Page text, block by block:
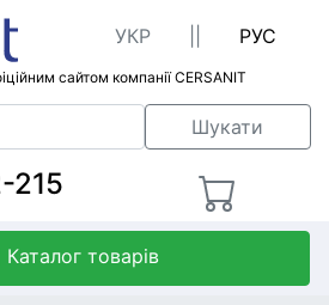
сайтом компанії CERSANIT
УКР РУС
Шукати
215
Каталог товарів